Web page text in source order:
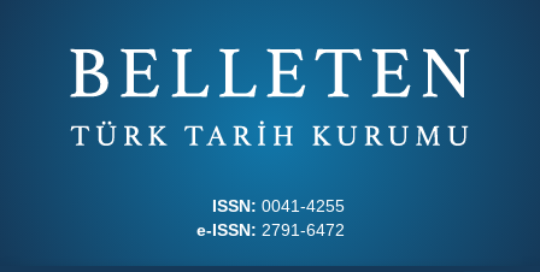
ISSN: 0041-4255
e-ISSN: 2791-6472